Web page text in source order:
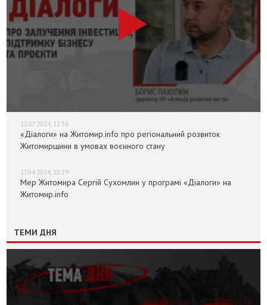
12.07.2024, 12:36
«Діалоги» на Житомир.info про регіональний розвиток
Житомирщини в умовах воєнного стану
17.04.2024, 10:29
Мер Житомира Сергій Сухомлин у програмі «Діалоги» на
Житомир.info
ТЕМИ ДНЯ